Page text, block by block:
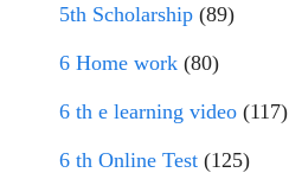
5th Scholarship (89)
6 Home work (80)
6 th e learning video (117)
6 th Online Test (125)